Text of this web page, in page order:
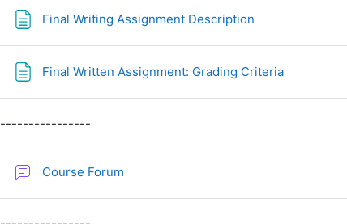
Final Writing Assignment DescriptionPágina
Final Written Assignment: Grading CriteriaPágina
----------------
Course Forum